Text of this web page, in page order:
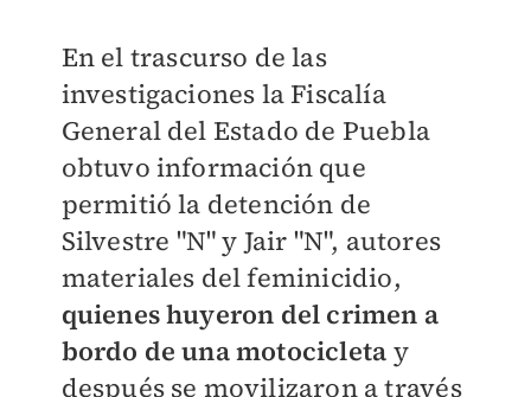
En el trascurso de las
investigaciones la Fiscalía
General del Estado de Puebla
obtuvo información que
permitió la detención de
Silvestre "N" y Jair "N", autores
materiales del feminicidio,
quienes huyeron del crimen a
bordo de una motocicleta y
después se movilizaron a través